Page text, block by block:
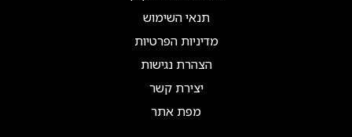
תנאי השימוש
מדיניות הפרטיות
הצהרת נגישות
יצירת קשר
מפת אתר